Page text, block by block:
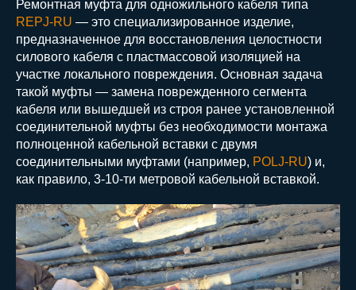
Ремонтная муфта для одножильного кабеля типа
REPJ-RU — это специализированное изделие,
предназначенное для восстановления целостности
силового кабеля с пластмассовой изоляцией на
участке локального повреждения. Основная задача
такой муфты — замена поврежденного сегмента
кабеля или вышедшей из строя ранее установленной
соединительной муфты без необходимости монтажа
полноценной кабельной вставки с двумя
соединительными муфтами (например, POLJ-RU) и,
как правило, 3-10-ти метровой кабельной вставкой.